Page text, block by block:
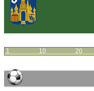
1 10 20